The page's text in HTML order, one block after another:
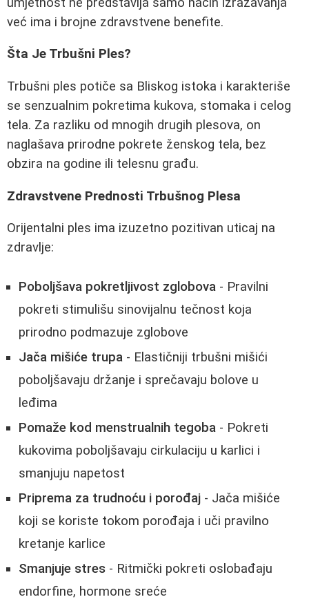
već ima i brojne zdravstvene benefite.
Šta Je Trbušni Ples?
Trbušni ples potiče sa Bliskog istoka i karakteriše
se senzualnim pokretima kukova, stomaka i celog
tela. Za razliku od mnogih drugih plesova, on
naglašava prirodne pokrete ženskog tela, bez
obzira na godine ili telesnu građu.
Zdravstvene Prednosti Trbušnog Plesa
Orijentalni ples ima izuzetno pozitivan uticaj na
zdravlje:
Poboljšava pokretljivost zglobova - Pravilni
pokreti stimulišu sinovijalnu tečnost koja
prirodno podmazuje zglobove
Jača mišiće trupa - Elastičniji trbušni mišići
poboljšavaju držanje i sprečavaju bolove u
leđima
Pomaže kod menstrualnih tegoba - Pokreti
kukovima poboljšavaju cirkulaciju u karlici i
smanjuju napetost
Priprema za trudnoću i porođaj - Jača mišiće
koji se koriste tokom porođaja i uči pravilno
kretanje karlice
Smanjuje stres - Ritmički pokreti oslobađaju
endorfine, hormone sreće